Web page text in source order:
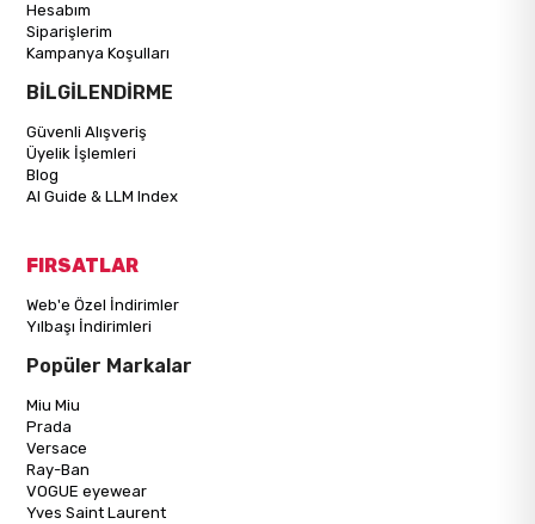
Hesabım
Siparişlerim
Kampanya Koşulları
BİLGİLENDİRME
Güvenli Alışveriş
Üyelik İşlemleri
Blog
AI Guide & LLM Index
FIRSATLAR
Web'e Özel İndirimler
Yılbaşı İndirimleri
Popüler Markalar
Miu Miu
Prada
Versace
Ray-Ban
VOGUE eyewear
Yves Saint Laurent